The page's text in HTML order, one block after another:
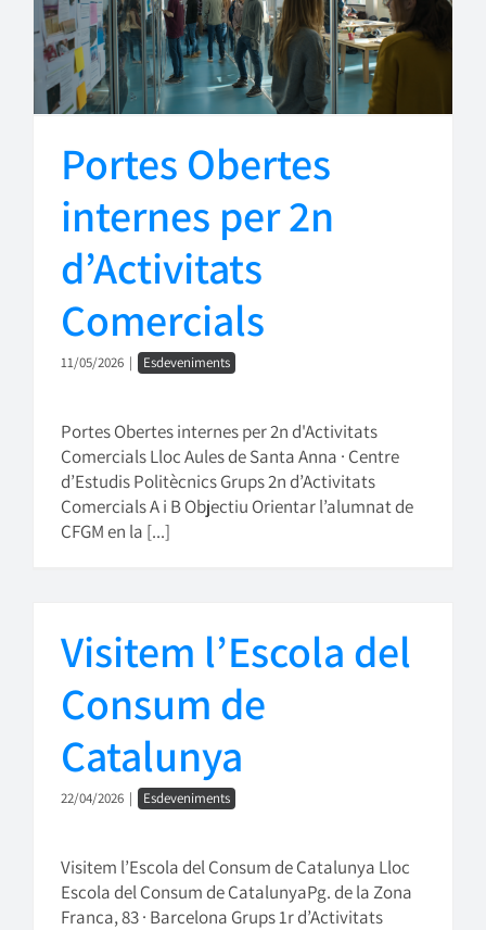
Portes Obertes
internes per 2n
d’Activitats
Comercials
11/05/2026 | Esdeveniments
Portes Obertes internes per 2n d'Activitats
Comercials Lloc Aules de Santa Anna · Centre
d’Estudis Politècnics Grups 2n d’Activitats
Comercials A i B Objectiu Orientar l’alumnat de
CFGM en la [...]
Visitem l’Escola del
Consum de
Catalunya
22/04/2026 | Esdeveniments
Visitem l’Escola del Consum de Catalunya Lloc
Escola del Consum de CatalunyaPg. de la Zona
Franca, 83 · Barcelona Grups 1r d’Activitats